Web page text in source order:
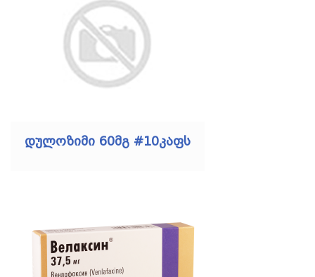
დულოზიმი 60მგ #10კაფს